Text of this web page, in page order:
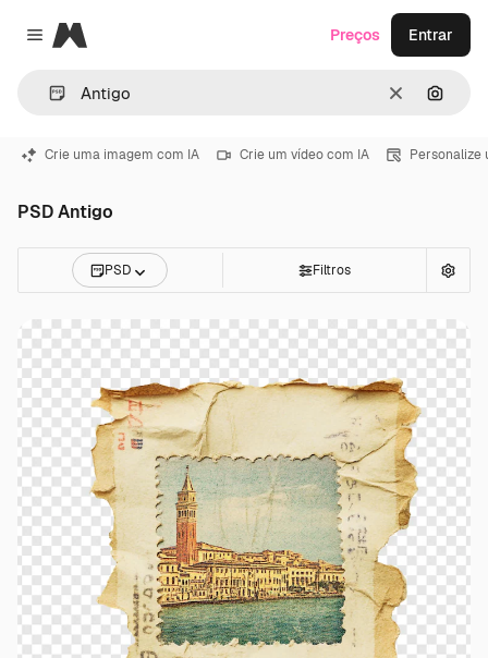
Close menu
Magnific
Limpar
Preços Entrar
Crie uma imagem com IA Crie um vídeo com IA Personalize
PSD Antigo
PSD Filtros